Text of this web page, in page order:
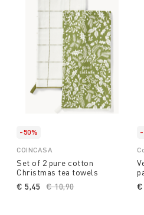
-50%
COINCASA
Set of 2 pure cotton
Christmas tea towels
Price reduced from
€ 10,90to
€ 5,45 €